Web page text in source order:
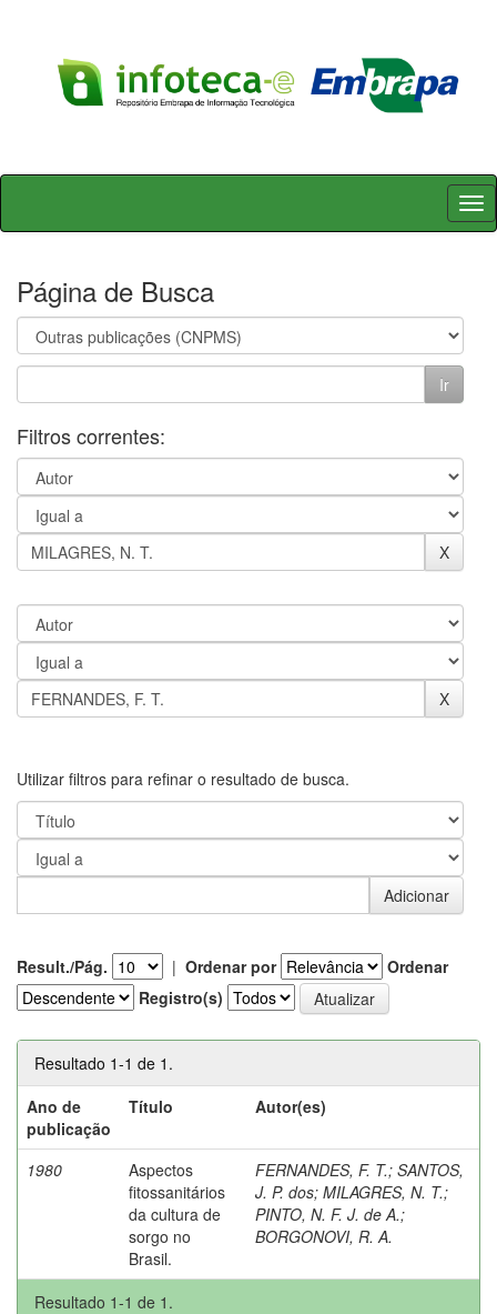
Skip
Página de Busca
Filtros correntes:
Utilizar filtros para refinar o resultado de busca.
Result./Pág. | Ordenar por
Ordenar
Registro(s)
Resultado 1-1 de 1.
Ano de
publicação
Título Autor(es)
1980
Aspectos
fitossanitários
da cultura de
sorgo no
Brasil.
FERNANDES, F. T.; SANTOS,
J. P. dos; MILAGRES, N. T.;
PINTO, N. F. J. de A.;
BORGONOVI, R. A.
Resultado 1-1 de 1.